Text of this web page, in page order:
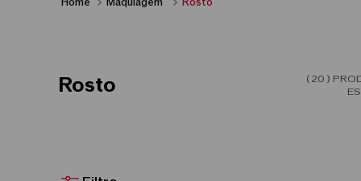
Maquiagem Rosto
Rosto 20